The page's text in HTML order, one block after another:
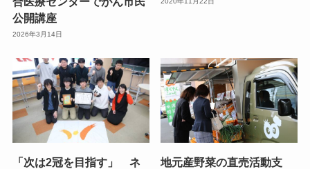
公開講座
2026年3月14日
「次は2冠を目指す」 ネ
地元産野菜の直売活動支